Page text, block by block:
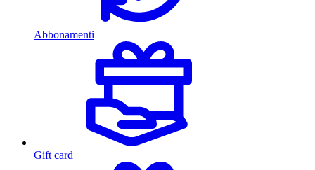
Abbonamenti
Gift card